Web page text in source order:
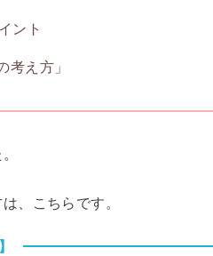
ント
考え方」
、こちらです。